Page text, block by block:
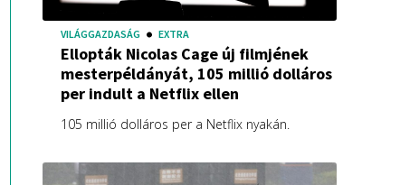
VILÁGGAZDASÁG EXTRA
Ellopták Nicolas Cage új filmjének
mesterpéldányát, 105 millió dolláros
per indult a Netflix ellen
105 millió dolláros per a Netflix nyakán.